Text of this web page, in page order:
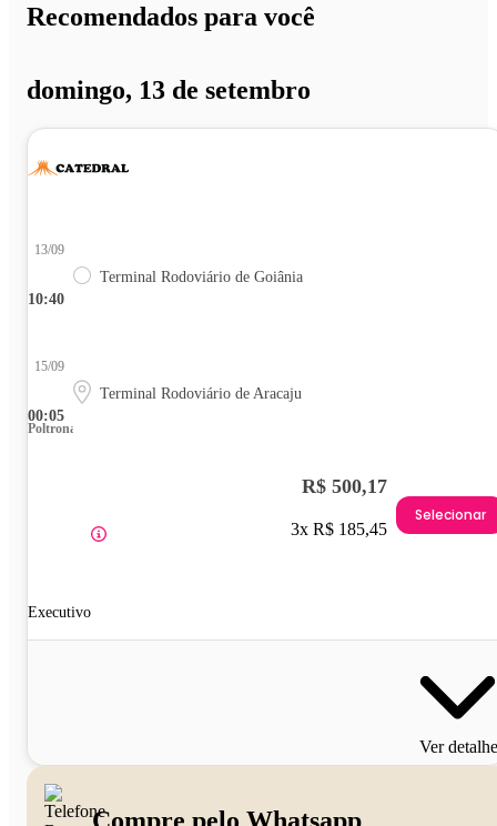
Recomendados para você
domingo, 13 de setembro
10:40
13/09
Terminal Rodoviário de Goiânia
00:05
15/09
Terminal Rodoviário de Aracaju
Poltrona
Executivo
R$ 500,17
3x R$ 185,45
Selecionar
Ver